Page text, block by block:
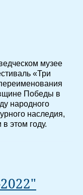
музее
«Три
Победы в
народного
наследия,
этом году.